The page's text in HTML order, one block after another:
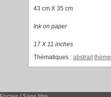
43 cm X 35 cm
Ink on paper
17 X 11 inches
Thématiques : abstrait thème